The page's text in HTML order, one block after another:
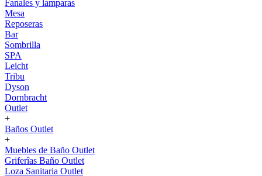
Fanales y lamparas
Mesa
Reposeras
Bar
Sombrilla
SPA
Leicht
Tribu
Dyson
Dornbracht
Outlet
+
Baños Outlet
+
Muebles de Baño Outlet
Griferîas Baño Outlet
Loza Sanitaria Outlet